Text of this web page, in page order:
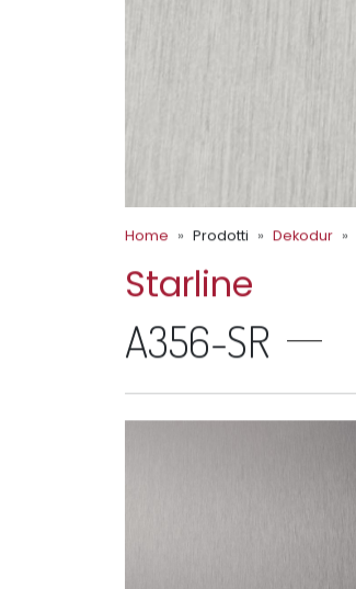
Home Prodotti Dekodur
Starline
A356-SR